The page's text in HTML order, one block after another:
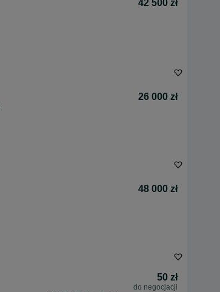
42 500 zł
26 000 zł
48 000 zł
50 zł
do negocjacji